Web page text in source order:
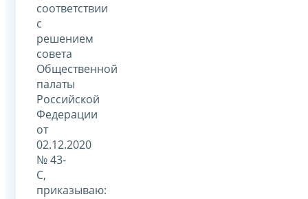
соответствии
с
решением
совета
Общественной
палаты
Российской
Федерации
от
02.12.2020
№ 43-
С,
приказываю: